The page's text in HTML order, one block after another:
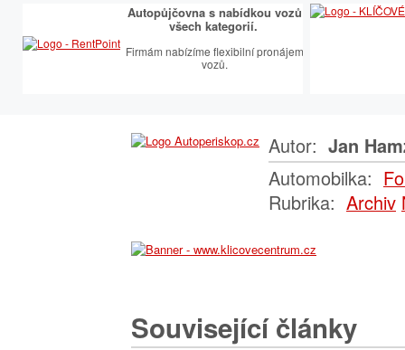
Autopůjčovna s nabídkou vozů
všech kategorií.
Firmám nabízíme flexibilní pronájem
vozů.
Autor: Jan
Automobilka:
Rubrika: Archiv
Související články